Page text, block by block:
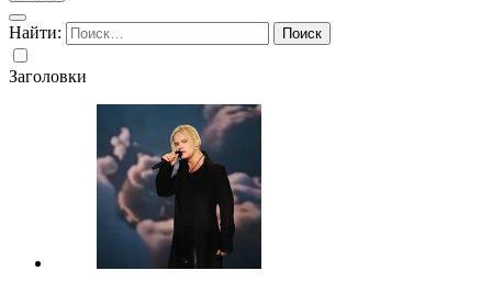
Найти:
Заголовки